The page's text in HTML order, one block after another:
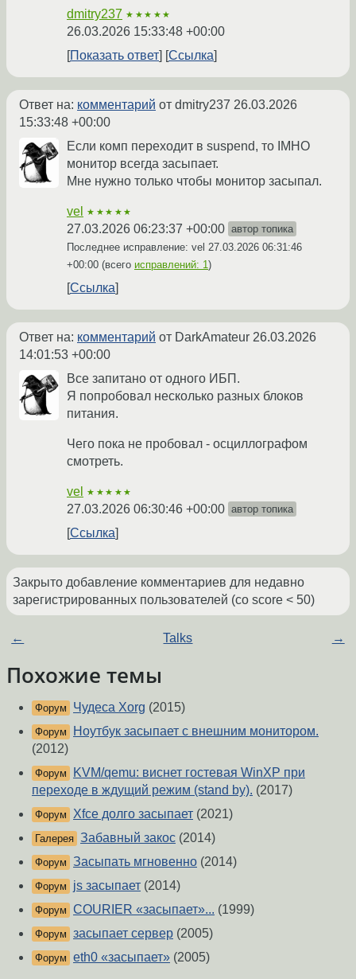
dmitry237 ★★★★★
26.03.2026 15:33:48 +00:00
Показать ответ
Ссылка
Ответ на: комментарий от dmitry237 26.03.2026
15:33:48 +00:00
Если комп переходит в suspend, то IMHO
монитор всегда засыпает.
Мне нужно только чтобы монитор засыпал.
vel ★★★★★
27.03.2026 06:23:37 +00:00 автор топика
Последнее исправление: vel 27.03.2026 06:31:46
+00:00 (всего исправлений: 1)
Ссылка
Ответ на: комментарий от DarkAmateur 26.03.2026
14:01:53 +00:00
Все запитано от одного ИБП.
Я попробовал несколько разных блоков
питания.
Чего пока не пробовал - осциллографом
смотреть.
vel ★★★★★
27.03.2026 06:30:46 +00:00 автор топика
Ссылка
Закрыто добавление комментариев для недавно
зарегистрированных пользователей (со score < 50)
← Talks →
Похожие темы
Форум Чудеса Xorg (2015)
Форум
Ноутбук засыпает с внешним монитором.
(2012)
Форум
KVM/qemu: виснет гостевая WinXP при
переходе в ждущий режим (stand by). (2017)
Форум Xfce долго засыпает (2021)
Галерея Забавный закос (2014)
Форум Засыпать мгновенно (2014)
Форум js засыпает (2014)
Форум COURIER «засыпает»... (1999)
Форум засыпает сервер (2005)
Форум eth0 «засыпает» (2005)